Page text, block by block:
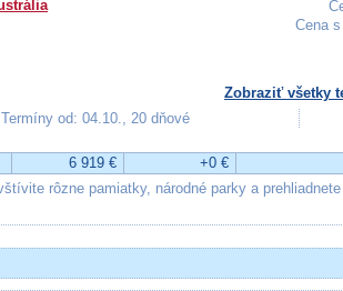
Cena
Zobraziť všetky
Termíny od: 04.10., 20 dňové
6 919 € +0 €
rôzne pamiatky, národné parky a